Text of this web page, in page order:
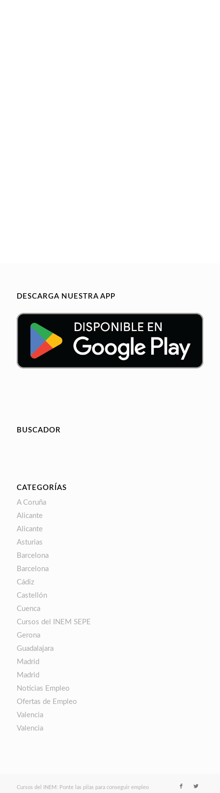
DESCARGA NUESTRA APP
BUSCADOR
CATEGORÍAS
A Coruña
Alicante
Alicante
Asturias
Barcelona
Barcelona
Cádiz
Castellón
Cuenca
Cursos del INEM SEPE
Gerona
Guadalajara
Madrid
Madrid
Noticias Empleo
Ofertas de Empleo
Valencia
Valencia
Cursos del INEM: Ponte las pilas para conseguir empleo